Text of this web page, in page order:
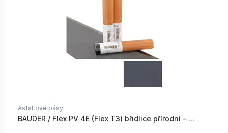
Asfaltové pásy
BAUDER / Flex PV 4E (Flex T3) břidlice přírodní - ...